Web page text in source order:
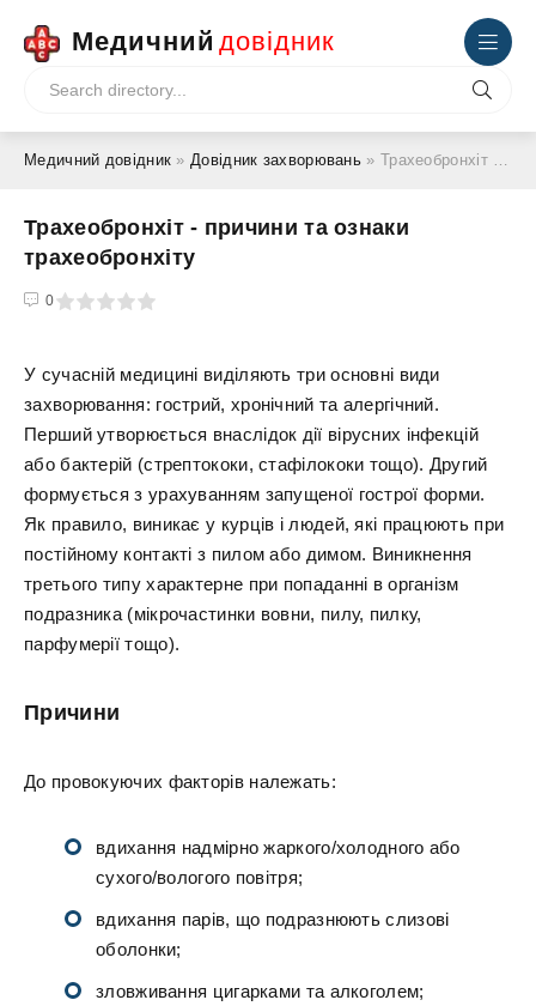
Медичний довідник
Медичний довідник »Довідник захворювань » Трахеобронхіт - причини та ознаки трахеобронхіту
Трахеобронхіт - причини та ознаки
трахеобронхіту
0
5
У сучасній медицині виділяють три основні види
захворювання: гострий, хронічний та алергічний.
Перший утворюється внаслідок дії вірусних інфекцій
або бактерій (стрептококи, стафілококи тощо). Другий
формується з урахуванням запущеної гострої форми.
Як правило, виникає у курців і людей, які працюють при
постійному контакті з пилом або димом. Виникнення
третього типу характерне при попаданні в організм
подразника (мікрочастинки вовни, пилу, пилку,
парфумерії тощо).
Причини
До провокуючих факторів належать:
вдихання надмірно жаркого/холодного або
сухого/вологого повітря;
вдихання парів, що подразнюють слизові
оболонки;
зловживання цигарками та алкоголем;